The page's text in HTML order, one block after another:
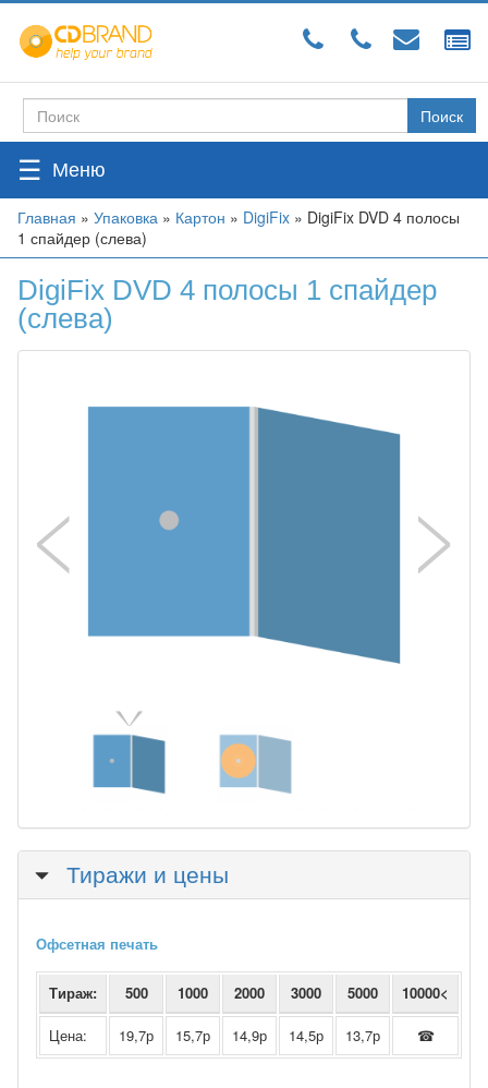
Перейти
основному
Форма
поиска
Поиск
☰
Вы
здесь
Главная » Упаковка » Картон » DigiFix » DigiFix DVD 4 полосы
1 спайдер (слева)
DigiFix DVD 4 полосы 1 спайдер
(слева)
Скрыть
Тиражи и цены
Офсетная печать
Тираж: 500 1000 2000 3000 5000 10000<
Цена: 19,7р 15,7р 14,9р 14,5р 13,7р ☎